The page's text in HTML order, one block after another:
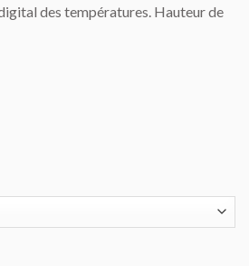
des températures. Hauteur de